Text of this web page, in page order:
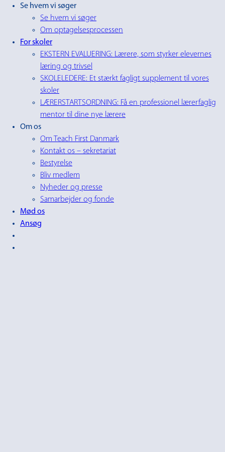
Se hvem vi søger
Se hvem vi søger
Om optagelsesprocessen
For skoler
EKSTERN EVALUERING: Lærere, som styrker elevernes
læring og trivsel
SKOLELEDERE: Et stærkt fagligt supplement til vores
skoler
LÆRERSTARTSORDNING: Få en professionel lærerfaglig
mentor til dine nye lærere
Om os
Om Teach First Danmark
Kontakt os – sekretariat
Bestyrelse
Bliv medlem
Nyheder og presse
Samarbejder og fonde
Mød os
Ansøg